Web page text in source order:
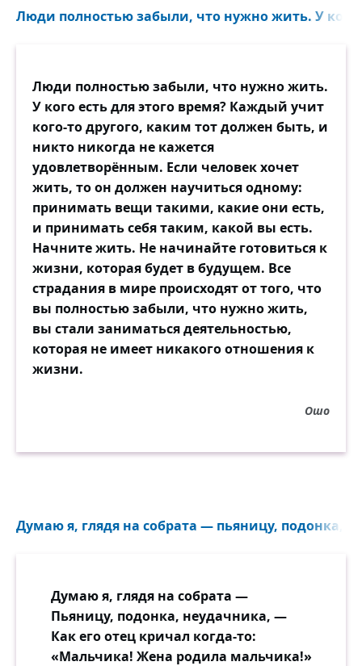
Как звери, мы друг другу чужды...
Проговорил красноречиво
Все тайны сердца своего...
И отдыхает горделиво,
Не сделав ровно ничего.
Мы не довольны нашей долей —
Но покоряемся... Судьба!!
И над разгульной, гордой волей
Хохочем хохотом раба.
Но и себя браним охотно —
Так!! не жалеем укоризн!!
И проживаем беззаботно
Всю незаслуженную жизнь.
Мы предались пустой заботе,
Как ни бунтуйте против Рока —
Люди полностью забыли, что нужно жить. У кого
Люди полностью забыли, что нужно жить.
У кого есть для этого время? Каждый учит
кого-то другого, каким тот должен быть, и
никто никогда не кажется
удовлетворённым. Если человек хочет
жить, то он должен научиться одному:
принимать вещи такими, какие они есть,
и принимать себя таким, какой вы есть.
Начните жить. Не начинайте готовиться к
жизни, которая будет в будущем. Все
страдания в мире происходят от того, что
вы полностью забыли, что нужно жить,
вы стали заниматься деятельностью,
которая не имеет никакого отношения к
жизни.
Ошо
Думаю я, глядя на собрата — пьяницу, подонка,
Думаю я, глядя на собрата —
Пьяницу, подонка, неудачника, —
Как его отец кричал когда-то:
«Мальчика! Жена родила мальчика!»